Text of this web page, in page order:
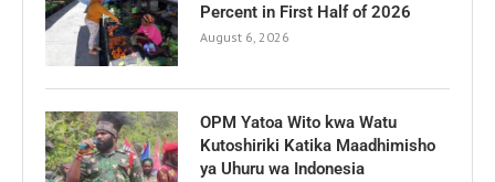
Percent in First Half of 2026
August 6, 2026
OPM Yatoa Wito kwa Watu
Kutoshiriki Katika Maadhimisho
ya Uhuru wa Indonesia